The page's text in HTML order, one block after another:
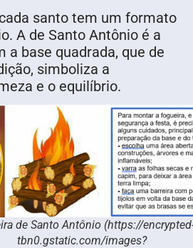
santo tem um formato
A de Santo Antônio é a
a base quadrada, que de
simboliza a
e o equilíbrio.
de Santo Antônio (https://
tbn0.gstatic.com/images?